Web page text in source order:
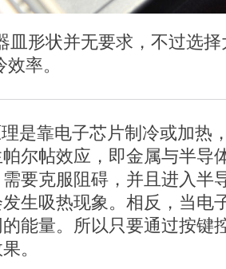
皿形状并无要求，不过选
率。
靠电子芯片制冷或加热
尔帖效应，即金属与半导
要克服阻碍，并且进入半
生吸热现象。相反，当电
能量。所以只要通过按键
。